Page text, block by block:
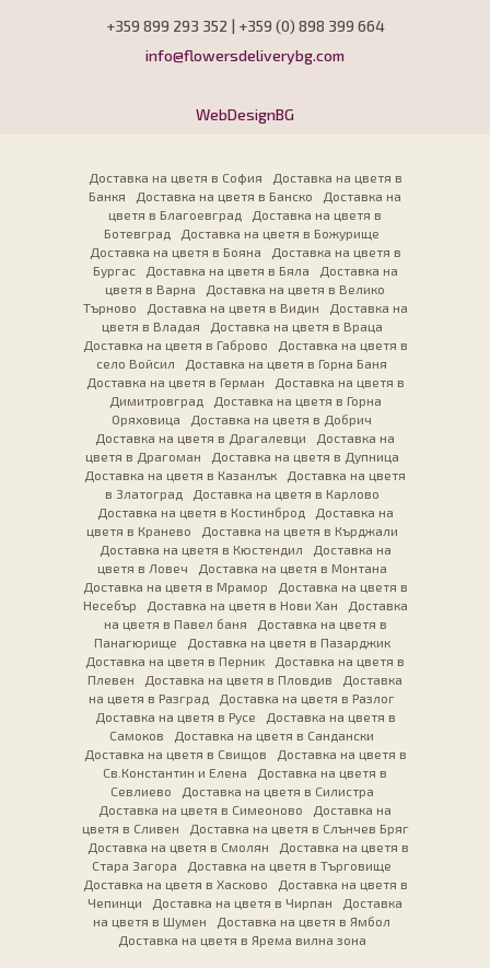
+359 899 293 352 | +359 (0) 898 399 664
info@flowersdeliverybg.com
WebDesignBG
Доставка на цветя в София
Доставка на цветя в
Банкя
Доставка на цветя в Банско
Доставка на
цветя в Благоевград
Доставка на цветя в
Ботевград
Доставка на цветя в Божурище
Доставка на цветя в Бояна
Доставка на цветя в
Бургас
Доставка на цветя в Бяла
Доставка на
цветя в Варна
Доставка на цветя в Велико
Търново
Доставка на цветя в Видин
Доставка на
цветя в Владая
Доставка на цветя в Враца
Доставка на цветя в Габрово
Доставка на цветя в
село Войсил
Доставка на цветя в Горна Баня
Доставка на цветя в Герман
Доставка на цветя в
Димитровград
Доставка на цветя в Горна
Оряховица
Доставка на цветя в Добрич
Доставка на цветя в Драгалевци
Доставка на
цветя в Драгоман
Доставка на цветя в Дупница
Доставка на цветя в Казанлък
Доставка на цветя
в Златоград
Доставка на цветя в Карлово
Доставка на цветя в Костинброд
Доставка на
цветя в Кранево
Доставка на цветя в Кърджали
Доставка на цветя в Кюстендил
Доставка на
цветя в Ловеч
Доставка на цветя в Монтана
Доставка на цветя в Мрамор
Доставка на цветя в
Несебър
Доставка на цветя в Нови Хан
Доставка
на цветя в Павел баня
Доставка на цветя в
Панагюрище
Доставка на цветя в Пазарджик
Доставка на цветя в Перник
Доставка на цветя в
Плевен
Доставка на цветя в Пловдив
Доставка
на цветя в Разград
Доставка на цветя в Разлог
Доставка на цветя в Русе
Доставка на цветя в
Самоков
Доставка на цветя в Сандански
Доставка на цветя в Свищов
Доставка на цветя в
Св.Константин и Елена
Доставка на цветя в
Севлиево
Доставка на цветя в Силистра
Доставка на цветя в Симеоново
Доставка на
цветя в Сливен
Доставка на цветя в Слънчев Бряг
Доставка на цветя в Смолян
Доставка на цветя в
Стара Загора
Доставка на цветя в Търговище
Доставка на цветя в Хасково
Доставка на цветя в
Чепинци
Доставка на цветя в Чирпан
Доставка
на цветя в Шумен
Доставка на цветя в Ямбол
Доставка на цветя в Ярема вилна зона